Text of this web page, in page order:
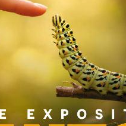
des problèmes liés au
Italiart propose aussi de
sa programmation, et se